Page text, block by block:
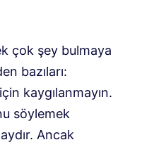
çok şey bulmaya
bazıları:
kaygılanmayın.
söylemek
Ancak